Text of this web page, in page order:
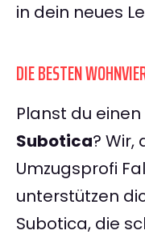
in dein neues
DIE BESTEN
Planst du einen
Subotica? Wir,
Umzugsprofi
unterstützen
Subotica, die